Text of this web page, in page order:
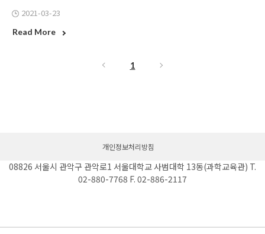
2021-03-23
Read More
1
개인정보처리방침
08826 서울시 관악구 관악로1 서울대학교 사범대학 13동(과학교육관) T.
02-880-7768 F. 02-886-2117